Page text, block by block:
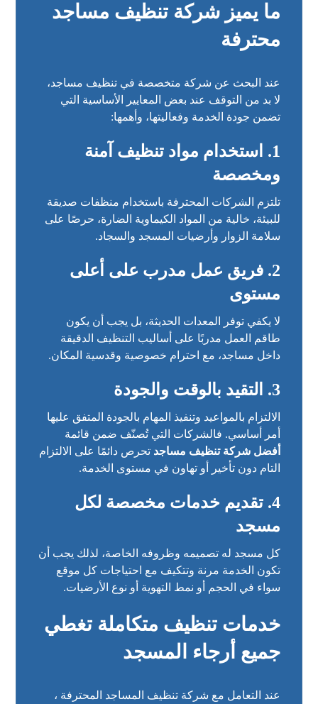
ما يميز شركة تنظيف مساجد
محترفة
عند البحث عن شركة متخصصة في تنظيف مساجد،
لا بد من التوقف عند بعض المعايير الأساسية التي
تضمن جودة الخدمة وفعاليتها، وأهمها:
1. استخدام مواد تنظيف آمنة
ومخصصة
تلتزم الشركات المحترفة باستخدام منظفات صديقة
للبيئة، خالية من المواد الكيماوية الضارة، حرصًا على
سلامة الزوار وأرضيات المسجد والسجاد.
2. فريق عمل مدرب على أعلى
مستوى
لا يكفي توفر المعدات الحديثة، بل يجب أن يكون
طاقم العمل مدربًا على أساليب التنظيف الدقيقة
داخل مساجد، مع احترام خصوصية وقدسية المكان.
3. التقيد بالوقت والجودة
الالتزام بالمواعيد وتنفيذ المهام بالجودة المتفق عليها
أمر أساسي. فالشركات التي تُصنّف ضمن قائمة
أفضل شركة تنظيف مساجدتحرص دائمًا على الالتزام
التام دون تأخير أو تهاون في مستوى الخدمة.
4. تقديم خدمات مخصصة لكل
مسجد
كل مسجد له تصميمه وظروفه الخاصة، لذلك يجب أن
تكون الخدمة مرنة وتتكيف مع احتياجات كل موقع
سواء في الحجم أو نمط التهوية أو نوع الأرضيات.
خدمات تنظيف متكاملة تغطي
جميع أرجاء المسجد
عند التعامل مع شركة تنظيف المساجد المحترفة ،